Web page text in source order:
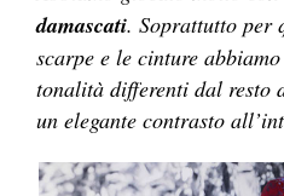
damascati. Soprattutto per
scarpe e le cinture
tonalità differenti dal resto
un elegante contrasto